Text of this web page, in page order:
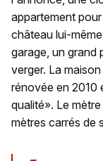
appartement
château lui-
garage, un grand
verger. La
rénovée en 2010
qualité». Le
mètres carrés de